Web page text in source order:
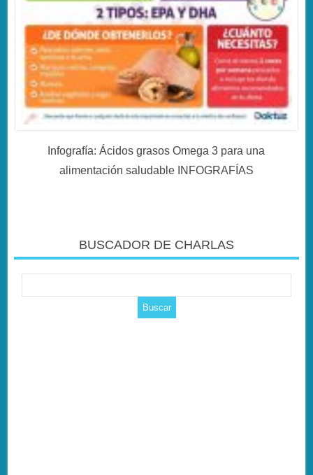
Infografía: Ácidos grasos Omega 3 para una
alimentación saludable INFOGRAFÍAS
BUSCADOR DE CHARLAS